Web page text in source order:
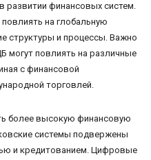
развитии финансовых систем.
на глобальную
структуры и процессы. Важно
могут повлиять на различные
с финансовой
торговлей.
более высокую финансовую
системы подвержены
и кредитованием. Цифровые